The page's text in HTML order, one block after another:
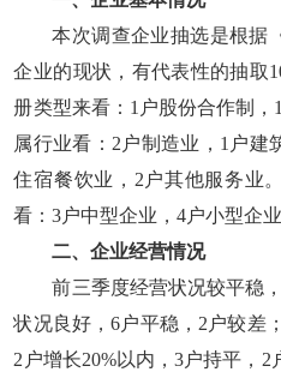
本次调查企业抽选是根据
企业的现状，有代表性的抽取
册类型来看：1户股份合作制
属行业看：2户制造业，1户建
住宿餐饮业，2户其他服务业
看：3户中型企业，4户小型企
二、企业经营情况
前三季度经营状况较平稳
状况良好，6户平稳，2户较差
2户增长20%以内，3户持平，2